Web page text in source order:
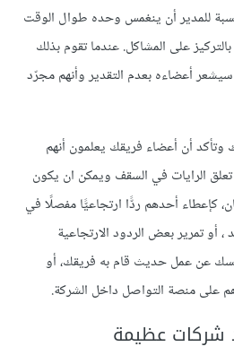
للمدير أن ينغمس وحده طوال الوقت
على المشاكل. عندما تقوم بذلك
أعضاءه بعدم التقدير وأنهم مجرّد
وتأكد أن أعضاء فريقك يعلمون أنهم
الرايات في السقف ويمكن ان يكون
كإعطاء أحدهم ردًّا ارتجاعيًّا مفصلًا في
أو تمرير بعض الردود الارتجاعية
عن عمل حديث قام به فريقك، أو
على منصة التواصل داخل الشركة.
شركات عظيمة